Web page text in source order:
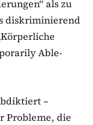
als zu
diskriminierend
Able-
–
Probleme, die